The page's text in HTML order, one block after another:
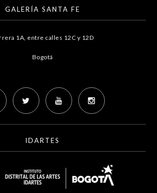
GALERÍA SANTA FE
1A, entre calles 12C y 12D
Bogotá
IDARTES